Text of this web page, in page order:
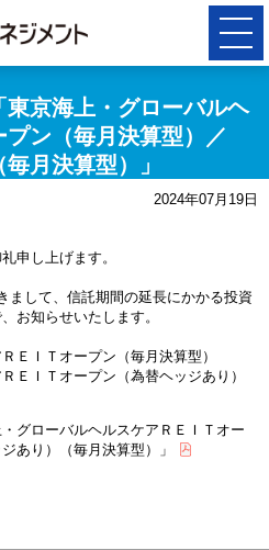
京海上・グローバルヘ
ン（毎月決算型）／
月決算型）」
2024年07月19日
申し上げます。
まして、信託期間の延長にかかる投資
お知らせいたします。
ＥＩＴオープン（毎月決算型）
ＥＩＴオープン（為替ヘッジあり）
グローバルヘルスケアＲＥＩＴオー
あり）（毎月決算型）」